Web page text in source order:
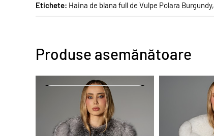
Etichete: Haina de blana full de Vulpe Polara Burgundy,
Produse asemănătoare